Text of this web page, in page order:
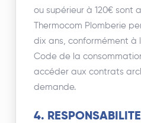
ou supérieur à 120€ sont
Thermocom Plomberie
dix ans, conformément à
Code de la
accéder aux contrats
demande.
4.